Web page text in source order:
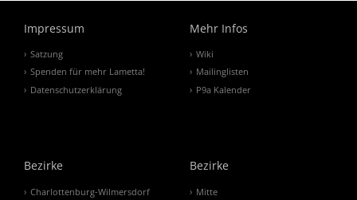
Impressum
Satzung
Spenden für mehr Lametta!
Datenschutzerklärung
Mehr Infos
Wiki
Mailinglisten
P9a Kalender
Bezirke
Charlottenburg-Wilmersdorf
Bezirke
Mitte